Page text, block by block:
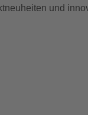
und